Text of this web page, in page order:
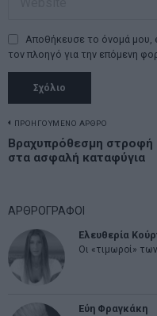
Αποθήκευσε το όνομά μου,
τον πλοηγό για την επόμενη
Πλοήγηση
άρθρων
ΠΡΟΗΓΟΥΜΕΝΟ ΑΡΘΡΟ
Previous
post:
Βραχυπρόθεσμη στροφή
στα ασφαλή καταφύγια
ΑΡΘΡΟΓΡΑΦΟΙ
Ελευθερία
Οι «τιμωροί»
Εύη Φραγκάκη